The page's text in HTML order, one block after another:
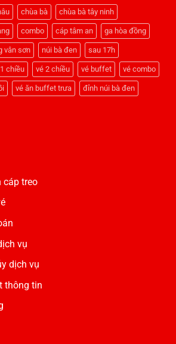
chùa bà chùa bà tây ninh
combo cáp tâm an ga hòa đồng
vân sơn núi bà đen sau 17h
chiều vé 2 chiều vé buffet vé combo
vé ăn buffet trưa đỉnh núi bà đen
cáp treo
vụ
dịch vụ
thông tin